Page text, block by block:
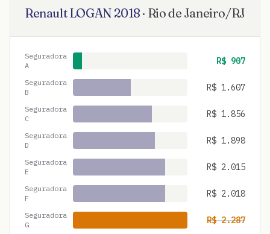
RenaultLOGAN 2018 · Rio de Janeiro/RJ
Seguradora
A
R$ 907
Seguradora
B
R$ 1.607
Seguradora
C
R$ 1.856
Seguradora
D
R$ 1.898
Seguradora
E
R$ 2.015
Seguradora
F
R$ 2.018
Seguradora
G
R$2.287